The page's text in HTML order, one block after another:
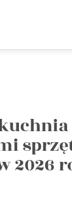
2026